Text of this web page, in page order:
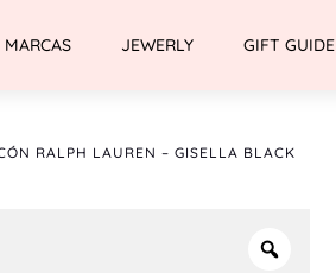
MARCAS JEWERLY GIFT GUIDE
RALPH LAUREN – GISELLA BLACK